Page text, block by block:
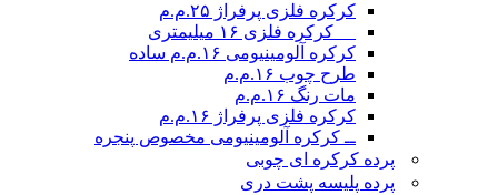
کرکره فلزی پرفراژ ۲۵.م.م
__ کرکره فلزی ۱۶ میلیمتری
کرکره آلومینیومی ۱۶.م.م ساده
طرح چوب ۱۶.م.م
مات رنگ ۱۶.م.م
کرکره فلزی پرفراژ ۱۶.م.م
ــ کرکره آلومینیومی مخصوص پنجره
پرده کرکره ای چوبی
پرده پلیسه پشت دری